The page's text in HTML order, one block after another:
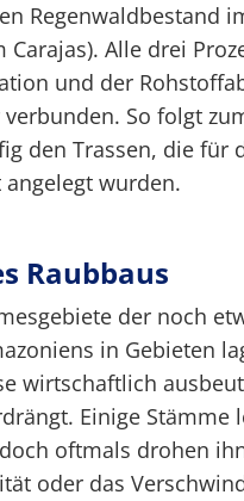
Regenwaldbestand
Carajas). Alle drei
und der
So folgt
den Trassen, die für
wurden.
Raubbaus
der noch
in Gebieten
wirtschaftlich
Einige Stämme
oftmals drohen
oder das